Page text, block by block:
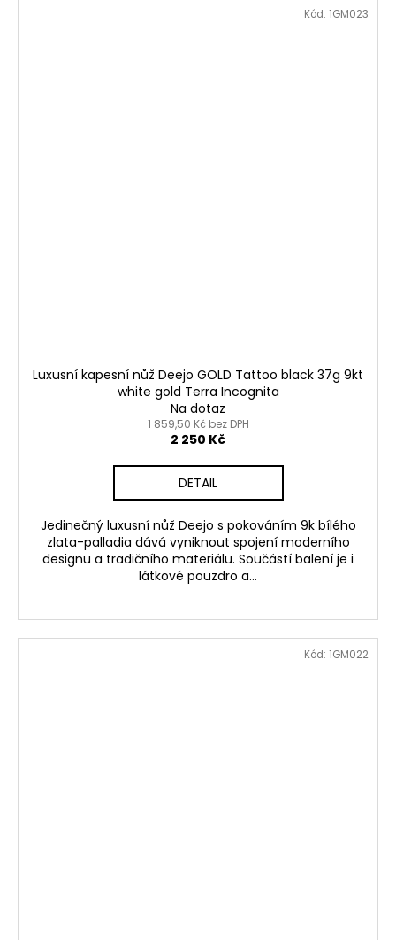
Luxusní kapesní nůž Deejo GOLD Tattoo black 37g 9kt
white gold Terra Incognita
Na dotaz
1 859,50 Kč bez DPH
2 250 Kč
DETAIL
Jedinečný luxusní nůž Deejo s pokováním 9k bílého
zlata-palladia dává vyniknout spojení moderního
designu a tradičního materiálu. Součástí balení je i
látkové pouzdro a...
Kód: 1GM023
Kód: 1GM022